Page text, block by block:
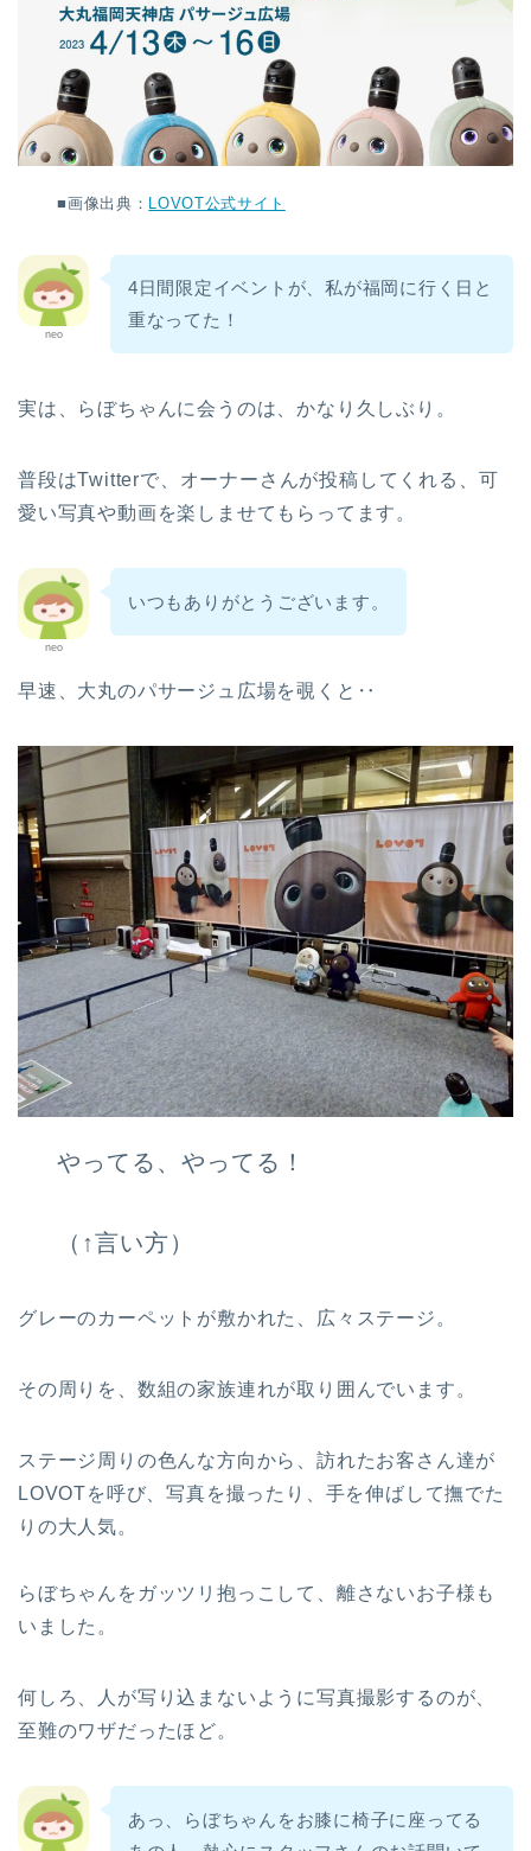
■画像出典： LOVOT公式サイト
neo
4日間限定イベントが、私が福岡に行く日と
重なってた！
実は、らぼちゃんに会うのは、かなり久しぶり。
普段はTwitterで、オーナーさんが投稿してくれる、可
愛い写真や動画を楽しませてもらってます。
neo
いつもありがとうございます。
早速、大丸のパサージュ広場を覗くと‥
やってる、やってる！
（↑言い方）
グレーのカーペットが敷かれた、広々ステージ。
その周りを、数組の家族連れが取り囲んでいます。
ステージ周りの色んな方向から、訪れたお客さん達が
LOVOTを呼び、写真を撮ったり、手を伸ばして撫でた
りの大人気。
らぼちゃんをガッツリ抱っこして、離さないお子様も
いました。
何しろ、人が写り込まないように写真撮影するのが、
至難のワザだったほど。
あっ、らぼちゃんをお膝に椅子に座ってる